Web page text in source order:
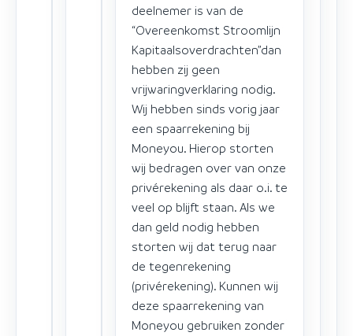
deelnemer is van de
“Overeenkomst Stroomlijn
Kapitaalsoverdrachten”dan
hebben zij geen
vrijwaringverklaring nodig.
Wij hebben sinds vorig jaar
een spaarrekening bij
Moneyou. Hierop storten
wij bedragen over van onze
privérekening als daar o.i. te
veel op blijft staan. Als we
dan geld nodig hebben
storten wij dat terug naar
de tegenrekening
(privérekening). Kunnen wij
deze spaarrekening van
Moneyou gebruiken zonder